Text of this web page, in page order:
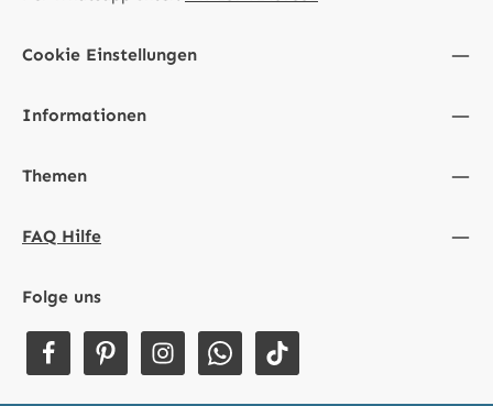
Cookie Einstellungen
Informationen
Themen
FAQ Hilfe
Folge uns